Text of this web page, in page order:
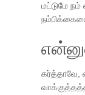
மட்டுமே
கர்த்தாவே,